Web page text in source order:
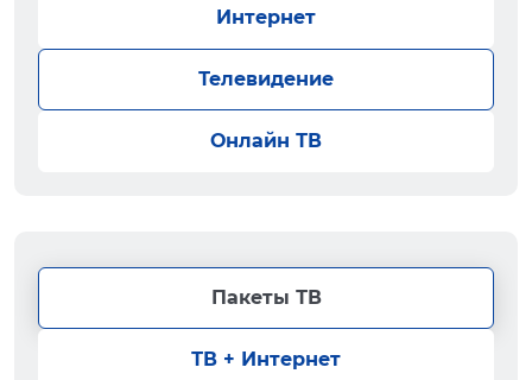
Интернет
Телевидение
Онлайн ТВ
Пакеты ТВ
ТВ + Интернет